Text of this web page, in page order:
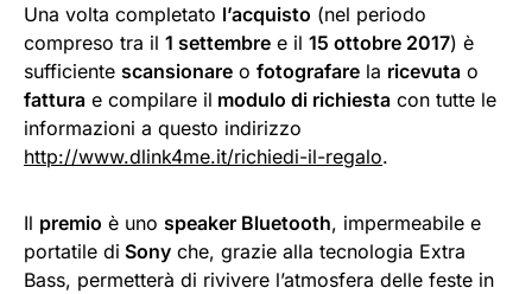
Una volta completato l’acquisto (nel periodo
compreso tra il 1 settembre e il 15 ottobre 2017) è
sufficiente scansionare o fotografare la ricevuta o
fattura e compilare il modulo di richiesta con tutte le
informazioni a questo indirizzo
http://www.dlink4me.it/richiedi-il-regalo.
Il premio è uno speaker Bluetooth, impermeabile e
portatile di Sony che, grazie alla tecnologia Extra
Bass, permetterà di rivivere l’atmosfera delle feste in